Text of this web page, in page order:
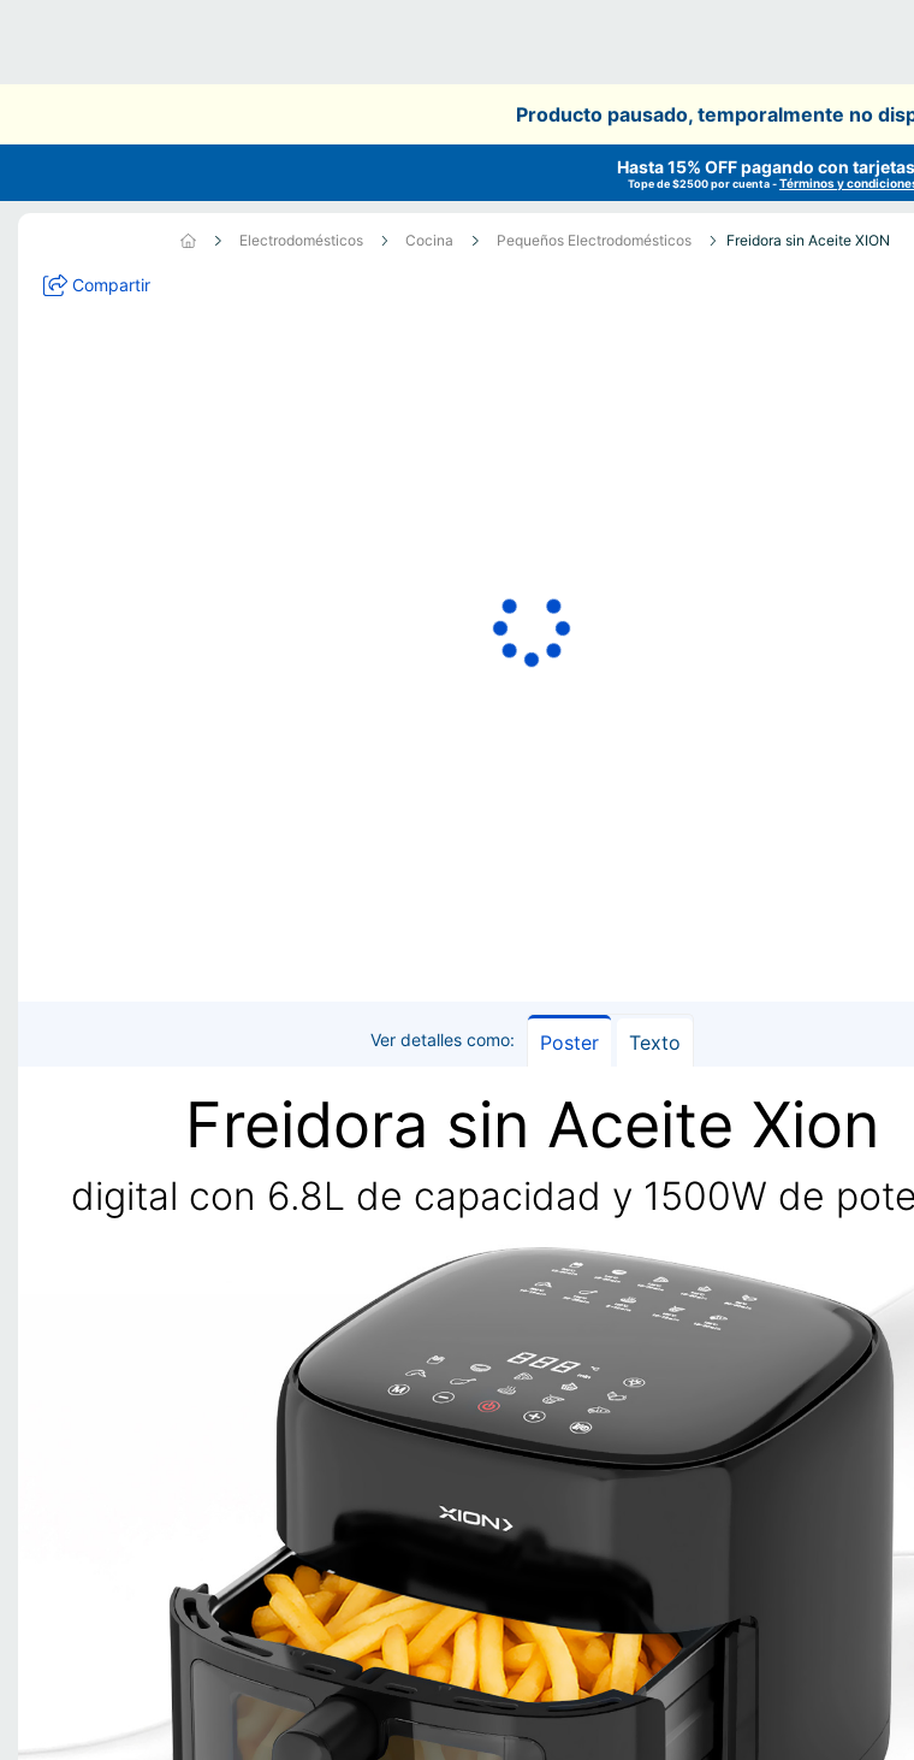
Producto pausado, temporalmente no
Hasta 15% OFF pagando con
Tope de $2500 por cuenta -Términos y
Electrodomésticos Cocina Pequeños Electrodomésticos Freidora sin Aceite XION
Compartir
Ver detalles como: Poster Texto
Freidora sin Aceite Xion
digital con 6.8L de capacidad y 1500W de